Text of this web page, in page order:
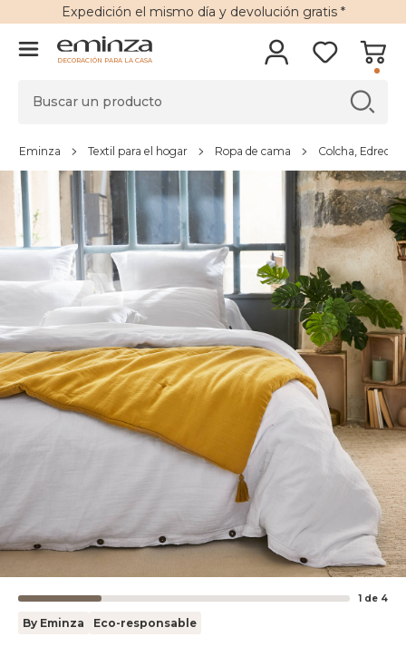
Expedición el mismo día y devolución gratis*
DECORACIÓN PARA LA CASA
Eminza Textil para el hogar Ropa de cama Colcha, Edredón
1 de 4
By Eminza Eco-responsable